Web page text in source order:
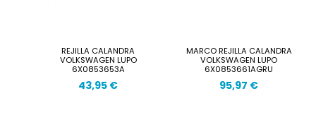
REJILLA CALANDRA
VOLKSWAGEN LUPO
6X0853653A
43,95 €
MARCO REJILLA CALANDRA
VOLKSWAGEN LUPO
6X0853661AGRU
95,97 €